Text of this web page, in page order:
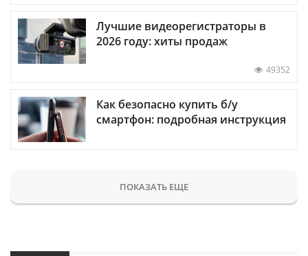
Лучшие видеорегистраторы в
2026 году: хиты продаж
49352
Как безопасно купить б/у
смартфон: подробная инструкция
ПОКАЗАТЬ ЕЩЕ